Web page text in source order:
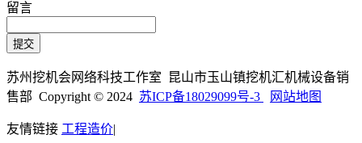
留言
苏州挖机会网络科技工作室 昆山市玉山镇挖机汇机械设备销
售部 Copyright © 2024 苏ICP备18029099号-3 网站地图
友情链接 工程造价|